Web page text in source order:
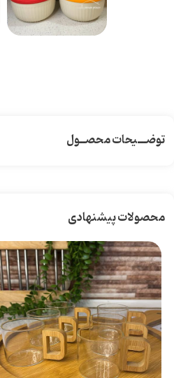
توضـــیحات محصــول
محصولات پیشنهادی